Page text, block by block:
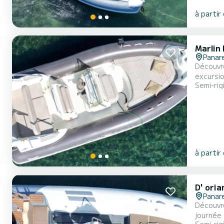
à partir
Marlin
excursions premium entre les
moteur
Semi-
à partir
D'
journée en